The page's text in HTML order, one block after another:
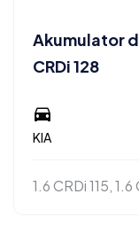
Akumulator
CRDi 128
KIA
1.6 CRDi 115,